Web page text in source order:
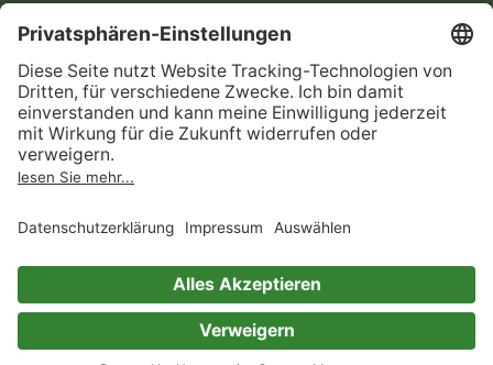
AGB
Informationen nach Data
Act
Verträge hier kündigen
Impressum
Immer ein gutes Buch